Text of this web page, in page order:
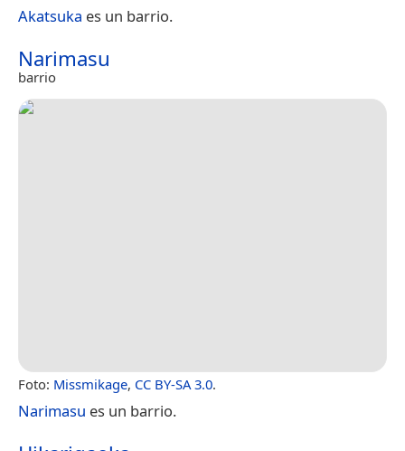
Akatsuka es un barrio.
Narimasu
barrio
Foto: Missmikage, CC BY-SA 3.0.
Narimasu es un barrio.